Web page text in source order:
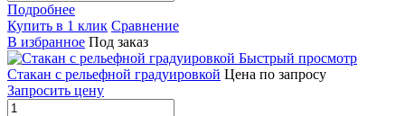
Подробнее
Купить в 1 клик Сравнение
В избранное Под заказ
Быстрый просмотр
Стакан с рельефной градуировкой Цена по запросу
Запросить цену